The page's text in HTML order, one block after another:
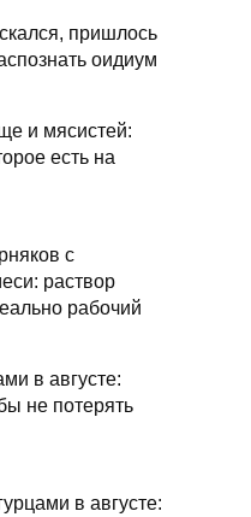
пришлось
оидиум
и мясистей:
есть на
с
раствор
рабочий
в августе:
не потерять
в августе: